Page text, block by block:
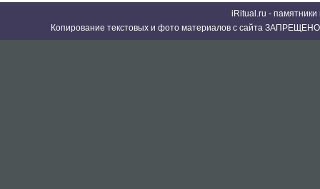
iRitual.ru -
Копирование текстовых и фото материалов с сайта